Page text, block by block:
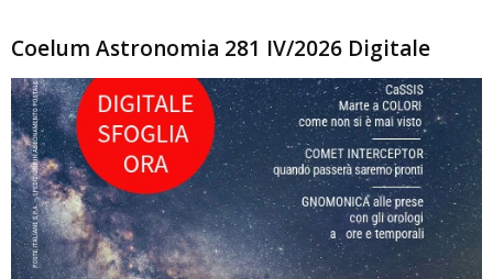
Coelum Astronomia 281 IV/2026 Digitale